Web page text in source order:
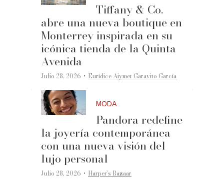
Tiffany & Co.
abre una nueva boutique en
Monterrey inspirada en su
icónica tienda de la Quinta
Avenida
Julio 28, 2026 ·Eurídice Aiymet Garavito García
MODA
Pandora redefine
la joyería contemporánea
con una nueva visión del
lujo personal
Julio 28, 2026 ·Harper’s Bazaar